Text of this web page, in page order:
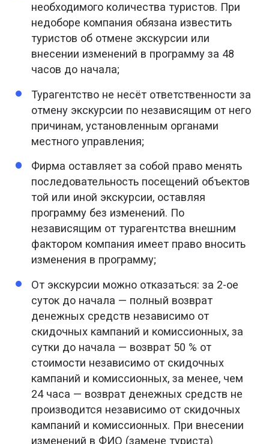
необходимого количества туристов. При
недоборе компания обязана известить
туристов об отмене экскурсии или
внесении изменений в программу за 48
часов до начала;
Турагентство не несёт ответственности за
отмену экскурсии по независящим от него
причинам, установленным органами
местного управления;
Фирма оставляет за собой право менять
последовательность посещений объектов
той или иной экскурсии, оставляя
программу без изменений. По
независящим от турагентства внешним
фактором компания имеет право вносить
изменения в программу;
От экскурсии можно отказаться: за 2-ое
суток до начала — полный возврат
денежных средств независимо от
скидочных кампаний и комиссионных, за
сутки до начала — возврат 50 % от
стоимости независимо от скидочных
кампаний и комиссионных, за менее, чем
24 часа — возврат денежных средств не
производится независимо от скидочных
кампаний и комиссионных. При внесении
изменений в ФИО (замене туриста)